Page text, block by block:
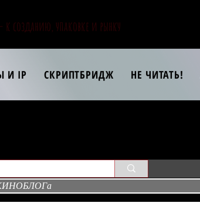
созданию, упаковке и рынку
И IP СКРИПТБРИДЖ НЕ ЧИТАТЬ!